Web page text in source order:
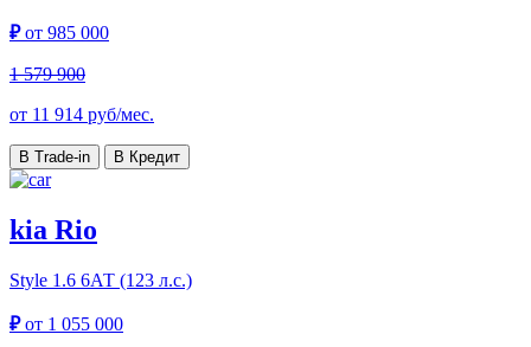
₽от 985 000
1 579 900
от 11 914 руб/мес.
В Trade-in В Кредит
kia Rio
Style 1.6 6АТ (123 л.с.)
₽от 1 055 000